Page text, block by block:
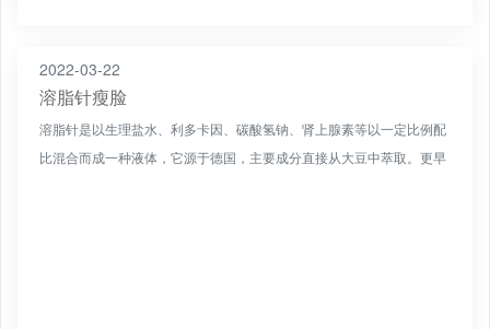
2022-03-22
溶脂针瘦脸
溶脂针是以生理盐水、利多卡因、碳酸氢钠、肾上腺素等以一定比例配
比混合而成一种液体，它源于德国，主要成分直接从大豆中萃取。更早